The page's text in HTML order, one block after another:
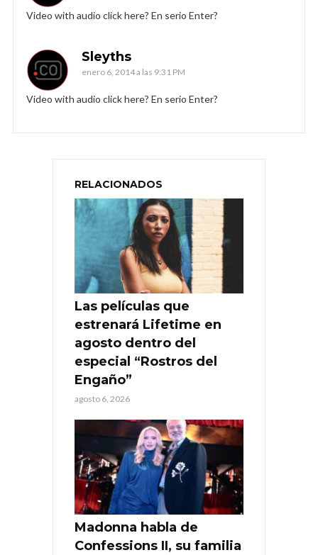
Video with audio click here? En serio Enter?
Sleyths
enero 6, 2014 a las 9:31 PM
Video with audio click here? En serio Enter?
RELACIONADOS
Las películas que
estrenará Lifetime en
agosto dentro del
especial “Rostros del
Engaño”
agosto 6, 2026
Madonna habla de
Confessions II, su familia